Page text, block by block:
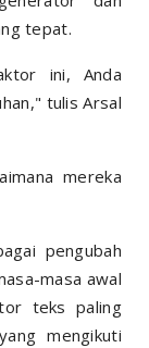
tepat.
ini, Anda
tulis Arsal
mereka
pengubah
masa awal
teks paling
mengikuti